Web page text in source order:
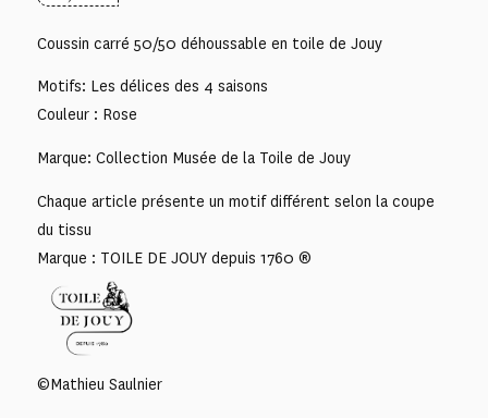
Coussin carré 50/50 déhoussable en toile de Jouy
Motifs: Les délices des 4 saisons
Couleur : Rose
Marque: Collection Musée de la Toile de Jouy
Chaque article présente un motif différent selon la coupe
du tissu
Marque : TOILE DE JOUY depuis 1760 ®
©Mathieu Saulnier